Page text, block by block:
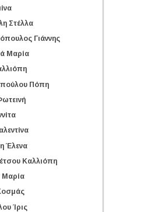
Στέλλα
Γιάννης
Μαρία
Πόπη
Έλενα
Καλλιόπη
Μαρία
Ίρις